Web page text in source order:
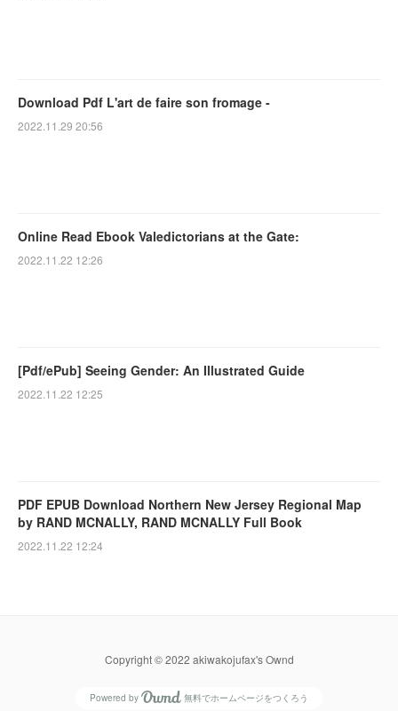
Download Pdf L'art de faire son fromage -
2022.11.29 20:56
Online Read Ebook Valedictorians at the Gate:
2022.11.22 12:26
[Pdf/ePub] Seeing Gender: An Illustrated Guide
2022.11.22 12:25
PDF EPUB Download Northern New Jersey Regional Map
by RAND MCNALLY, RAND MCNALLY Full Book
2022.11.22 12:24
Copyright © 2022 akiwakojufax's Ownd
Powered by 無料でホームページをつくろう